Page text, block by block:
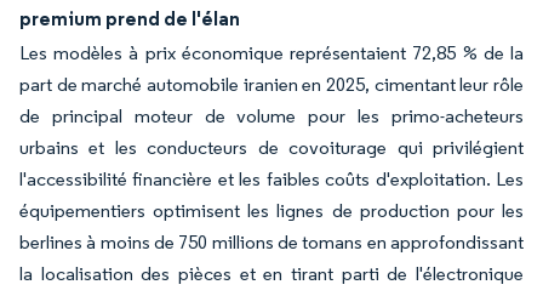
premium prend de l'élan
Les modèles à prix économique représentaient 72,85 % de la
part de marché automobile iranien en 2025, cimentant leur rôle
de principal moteur de volume pour les primo-acheteurs
urbains et les conducteurs de covoiturage qui privilégient
l'accessibilité financière et les faibles coûts d'exploitation. Les
équipementiers optimisent les lignes de production pour les
berlines à moins de 750 millions de tomans en approfondissant
la localisation des pièces et en tirant parti de l'électronique